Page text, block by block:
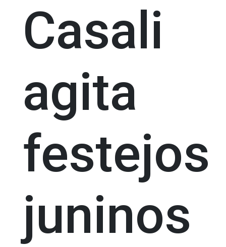
Casali
agita
festejos
juninos